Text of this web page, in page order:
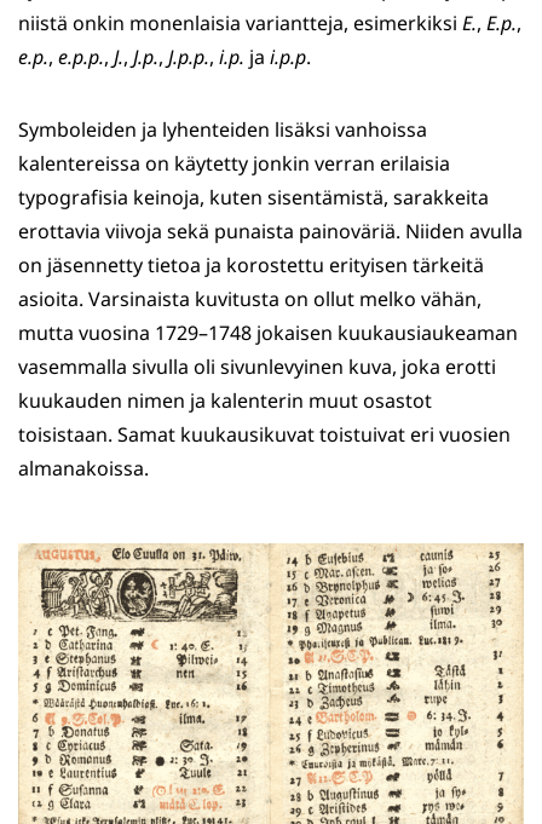
niistä onkin monenlaisia variantteja, esimerkiksi E., E.p.,
e.p., e.p.p., J., J.p., J.p.p., i.p. ja i.p.p.
Symboleiden ja lyhenteiden lisäksi vanhoissa
kalentereissa on käytetty jonkin verran erilaisia
typografisia keinoja, kuten sisentämistä, sarakkeita
erottavia viivoja sekä punaista painoväriä. Niiden avulla
on jäsennetty tietoa ja korostettu erityisen tärkeitä
asioita. Varsinaista kuvitusta on ollut melko vähän,
mutta vuosina 1729–1748 jokaisen kuukausiaukeaman
vasemmalla sivulla oli sivunlevyinen kuva, joka erotti
kuukauden nimen ja kalenterin muut osastot
toisistaan. Samat kuukausikuvat toistuivat eri vuosien
almanakoissa.